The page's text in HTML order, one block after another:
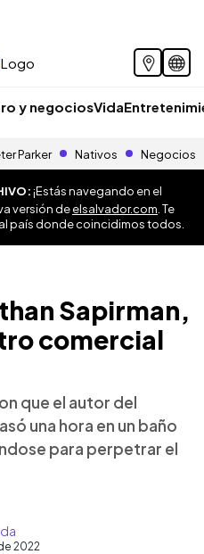
y negociosVida
Parker Nativos Negocios
¡Estás navegando en el
versión deelsalvador.com . Te
país donde coincidimos todos.
Sapirman,
comercial
que el autor del
una hora en un baño
para perpetrar el
2022